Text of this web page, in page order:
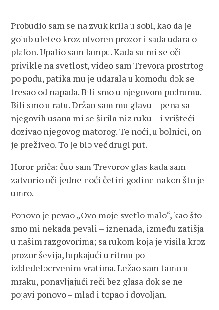
Probudio sam se na zvuk krila u sobi, kao da je
golub uleteo kroz otvoren prozor i sada udara o
plafon. Upalio sam lampu. Kada su mi se oči
privikle na svetlost, video sam Trevora prostrtog
po podu, patika mu je udarala u komodu dok se
tresao od napada. Bili smo u njegovom podrumu.
Bili smo u ratu. Držao sam mu glavu – pena sa
njegovih usana mi se širila niz ruku – i vrišteći
dozivao njegovog matorog. Te noći, u bolnici, on
je preživeo. To je bio već drugi put.
Horor priča: čuo sam Trevorov glas kada sam
zatvorio oči jedne noći četiri godine nakon što je
umro.
Ponovo je pevao „Ovo moje svetlo malo“, kao što
smo mi nekada pevali – iznenada, između zatišja
u našim razgovorima; sa rukom koja je visila kroz
prozor ševija, lupkajući u ritmu po
izbledelocrvenim vratima. Ležao sam tamo u
mraku, ponavljajući reči bez glasa dok se ne
pojavi ponovo – mlad i topao i dovoljan.